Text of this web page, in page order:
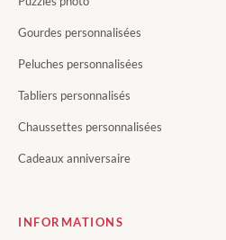
Gourdes personnalisées
Peluches personnalisées
Tabliers personnalisés
Chaussettes personnalisées
Cadeaux anniversaire
INFORMATIONS